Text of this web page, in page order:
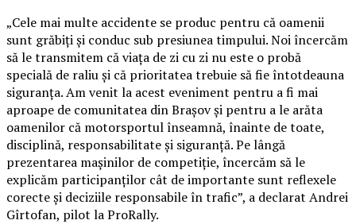
„Cele mai multe accidente se produc pentru că oamenii
sunt grăbiți și conduc sub presiunea timpului. Noi încercăm
să le transmitem că viața de zi cu zi nu este o probă
specială de raliu și că prioritatea trebuie să fie întotdeauna
siguranța. Am venit la acest eveniment pentru a fi mai
aproape de comunitatea din Brașov și pentru a le arăta
oamenilor că motorsportul înseamnă, înainte de toate,
disciplină, responsabilitate și siguranță. Pe lângă
prezentarea mașinilor de competiție, încercăm să le
explicăm participanților cât de importante sunt reflexele
corecte și deciziile responsabile în trafic”, a declarat Andrei
Gîrtofan, pilot la ProRally.